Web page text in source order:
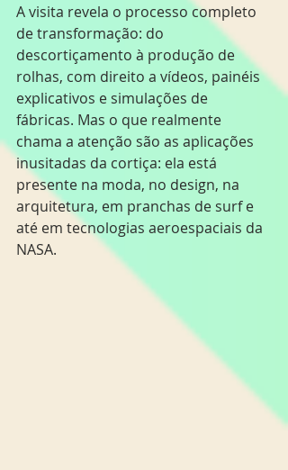
A visita revela o processo completo
de transformação: do
descortiçamento à produção de
rolhas, com direito a vídeos, painéis
explicativos e simulações de
fábricas. Mas o que realmente
chama a atenção são as aplicações
inusitadas da cortiça: ela está
presente na moda, no design, na
arquitetura, em pranchas de surf e
até em tecnologias aeroespaciais da
NASA.